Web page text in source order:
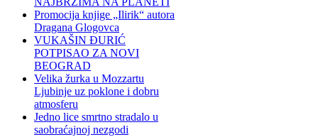
Promocija knjige „Ilirik“ autora
Dragana Glogovca
VUKAŠIN ĐURIĆ
POTPISAO ZA NOVI
BEOGRAD
Velika žurka u Mozzartu
Ljubinje uz poklone i dobru
atmosferu
Jedno lice smrtno stradalo u
saobraćajnoj nezgodi